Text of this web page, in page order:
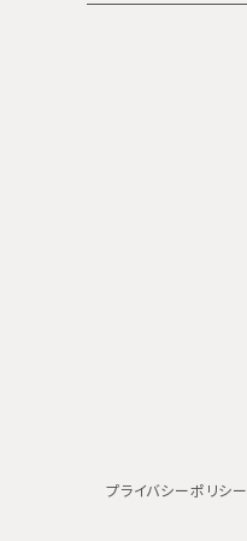
プライバシーポリシー